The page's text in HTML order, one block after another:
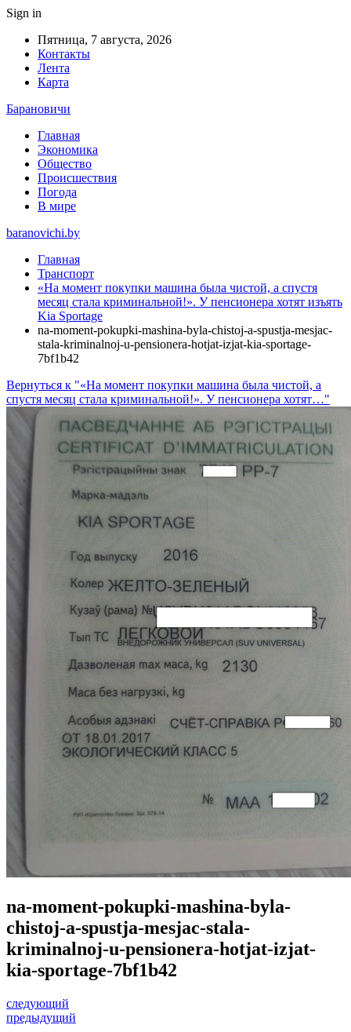
Sign in
Пятница, 7 августа, 2026
Контакты
Лента
Карта
Барановичи
Главная
Экономика
Общество
Происшествия
Погода
В мире
baranovichi.by
Главная
Транспорт
«На момент покупки машина была чистой, а спустя
месяц стала криминальной!». У пенсионера хотят изъять
Kia Sportage
na-moment-pokupki-mashina-byla-chistoj-a-spustja-mesjac-
stala-kriminalnoj-u-pensionera-hotjat-izjat-kia-sportage-
7bf1b42
Вернуться к "«На момент покупки машина была чистой, а
спустя месяц стала криминальной!». У пенсионера хотят…"
na-moment-pokupki-mashina-byla-
chistoj-a-spustja-mesjac-stala-
kriminalnoj-u-pensionera-hotjat-izjat-
kia-sportage-7bf1b42
следующий
предыдущий